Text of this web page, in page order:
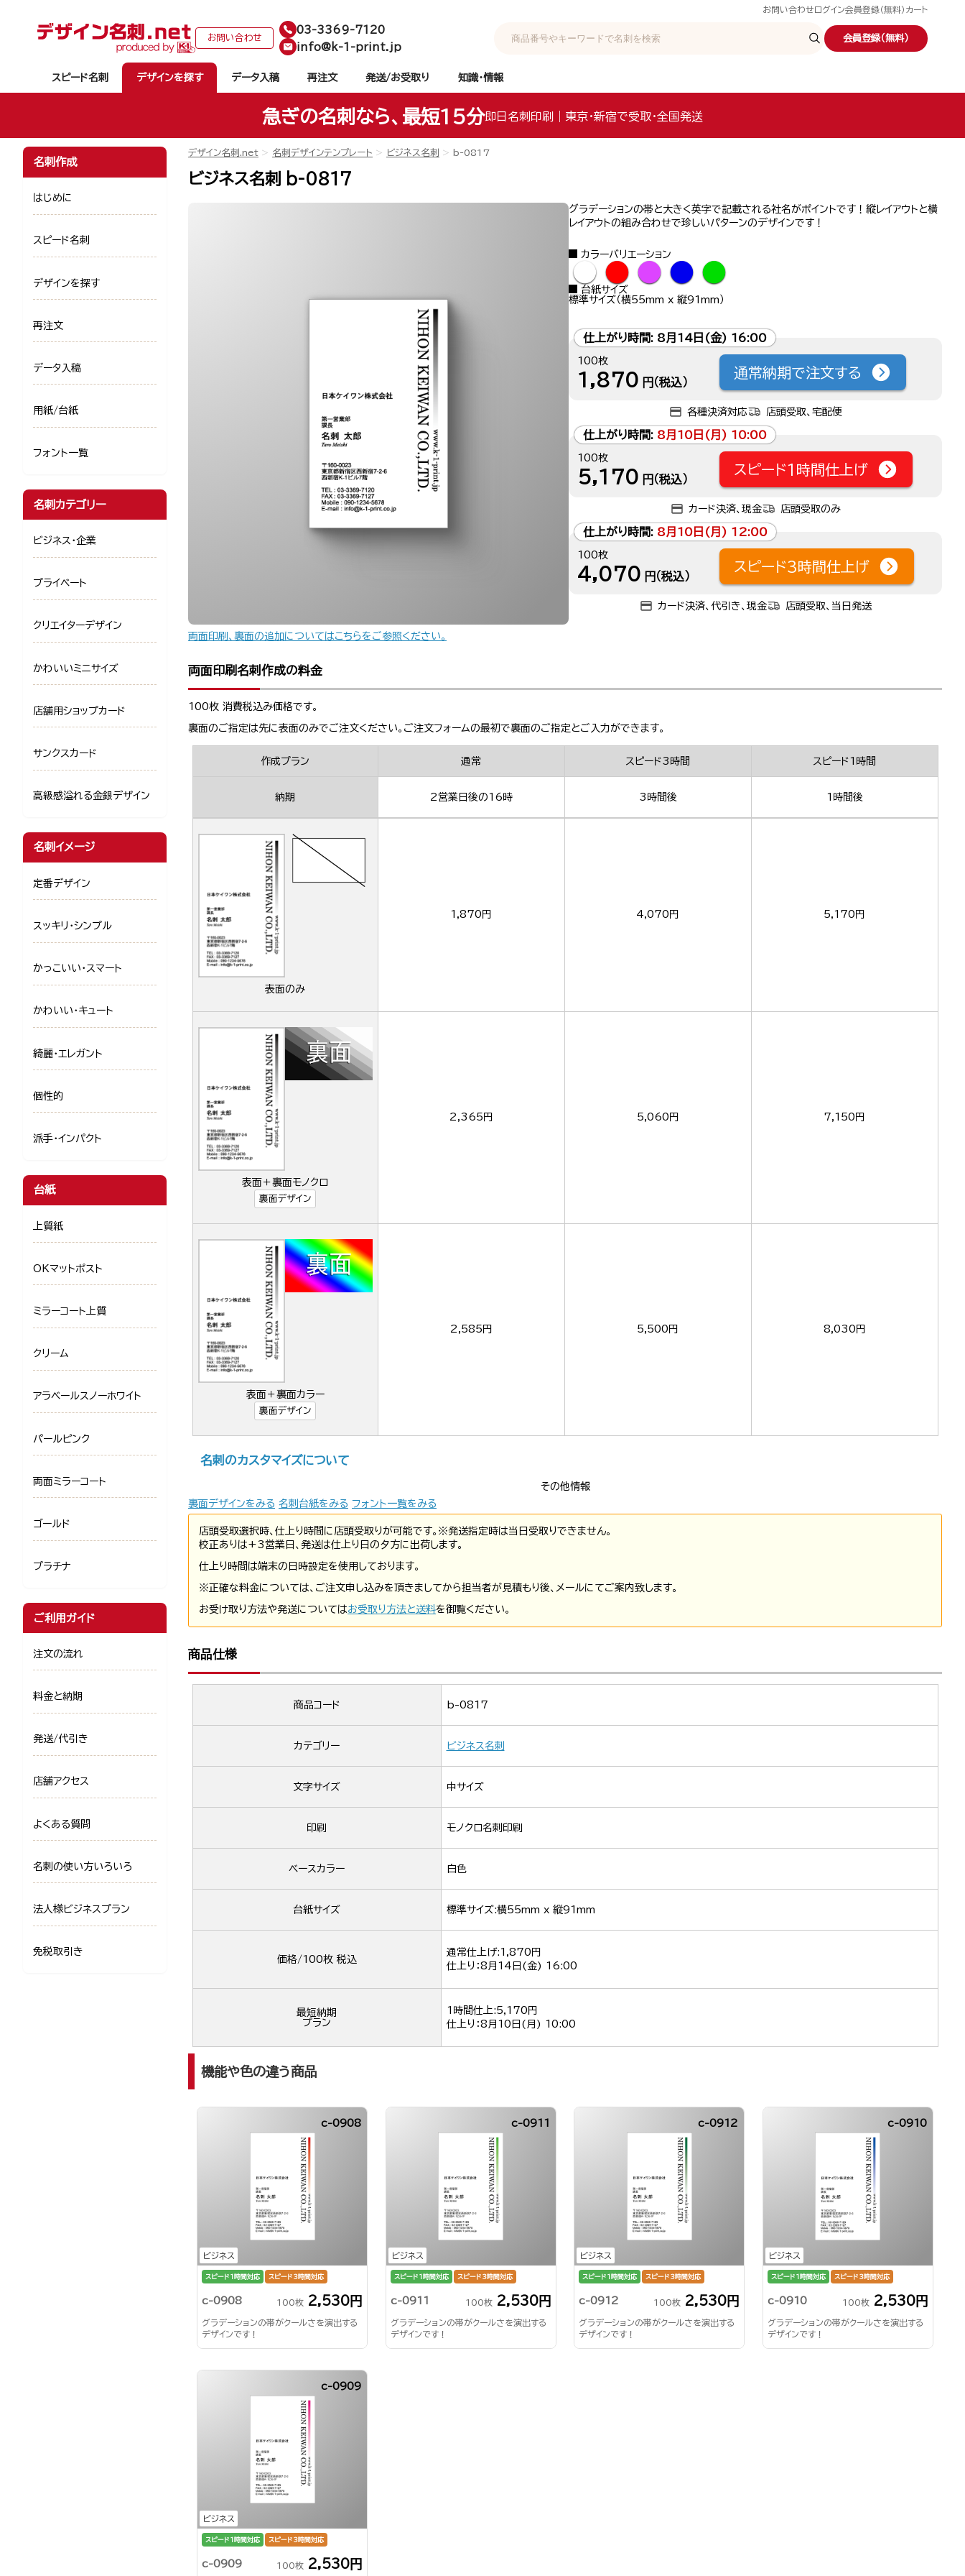
お問い合わせ ログイン会員登録（無料） カート
お問い合わせ
03-3369-7120
info@k-1-print.jp
会員登録（無料）
スピード名刺 デザインを探す データ入稿 再注文 発送/お受取り 知識・情報
急ぎの名刺なら、最短15分即日名刺印刷｜東京・新宿で受取・全国発送
デザイン名刺.net 名刺デザインテンプレート ビジネス名刺 b-0817
ビジネス名刺 b-0817
グラデーションの帯と大きく英字で記載される社名がポイントです！縦レイアウトと横
レイアウトの組み合わせで珍しいパターンのデザインです！
カラーバリエーション
● ● ● ● ●
台紙サイズ
標準サイズ（横55mm x 縦91mm）
仕上がり時間: 8月14日(金) 16:00
100枚
1,870 円（税込）
通常納期で注文する
各種決済対応 店頭受取、宅配便
仕上がり時間: 8月10日(月) 10:00
100枚
5,170 円（税込）
スピード1時間仕上げ
カード決済、現金 店頭受取のみ
仕上がり時間: 8月10日(月) 12:00
100枚
4,070 円（税込）
スピード3時間仕上げ
カード決済、代引き、現金 店頭受取、当日発送
両面印刷、裏面の追加についてはこちらをご参照ください。
両面印刷名刺作成の料金
100枚 消費税込み価格です。
裏面のご指定は先に表面のみでご注文ください。ご注文フォームの最初で裏面のご指定とご入力ができます。
作成プラン 通常 スピード3時間 スピード1時間
納期 2営業日後の16時 3時間後 1時間後
表面のみ
1,870円 4,070円 5,170円
表面＋裏面モノクロ
裏面デザイン
2,365円 5,060円 7,150円
表面＋裏面カラー
裏面デザイン
2,585円 5,500円 8,030円
名刺のカスタマイズについて
その他情報
裏面デザインをみる 名刺台紙をみる フォント一覧をみる
店頭受取選択時、仕上り時間に店頭受取りが可能です。※発送指定時は当日受取りできません。
校正ありは+3営業日、発送は仕上り日の夕方に出荷します。
仕上り時間は端末の日時設定を使用しております。
※正確な料金については、ご注文申し込みを頂きましてから担当者が見積もり後、メールにてご案内致します。
お受け取り方法や発送についてはお受取り方法と送料を御覧ください。
商品仕様
商品コード b-0817
カテゴリー ビジネス名刺
文字サイズ 中サイズ
印刷 モノクロ名刺印刷
ベースカラー 白色
台紙サイズ 標準サイズ:横55mm x 縦91mm
価格/100枚 税込
通常仕上げ:1,870円
仕上り：8月14日(金) 16:00
最短納期
プラン
1時間仕上:5,170円
仕上り：8月10日(月) 10:00
機能や色の違う商品
ビジネス
c-0908
スピード1時間対応 スピード3時間対応
c-0908 100枚 2,530円
グラデーションの帯がクールさを演出する
デザインです！
ビジネス
c-0911
スピード1時間対応 スピード3時間対応
c-0911 100枚 2,530円
グラデーションの帯がクールさを演出する
デザインです！
ビジネス
c-0912
スピード1時間対応 スピード3時間対応
c-0912 100枚 2,530円
グラデーションの帯がクールさを演出する
デザインです！
ビジネス
c-0910
スピード1時間対応 スピード3時間対応
c-0910 100枚 2,530円
グラデーションの帯がクールさを演出する
デザインです！
ビジネス
c-0909
スピード1時間対応 スピード3時間対応
c-0909 100枚 2,530円
名刺作成
はじめに
スピード名刺
デザインを探す
再注文
データ入稿
用紙/台紙
フォント一覧
名刺カテゴリー
ビジネス・企業
プライベート
クリエイターデザイン
かわいいミニサイズ
店舗用ショップカード
サンクスカード
高級感溢れる金銀デザイン
名刺イメージ
定番デザイン
スッキリ・シンプル
かっこいい・スマート
かわいい・キュート
綺麗・エレガント
個性的
派手・インパクト
台紙
上質紙
OKマットポスト
ミラーコート上質
クリーム
アラベールスノーホワイト
パールピンク
両面ミラーコート
ゴールド
プラチナ
ご利用ガイド
注文の流れ
料金と納期
発送/代引き
店舗アクセス
よくある質問
名刺の使い方いろいろ
法人様ビジネスプラン
免税取引き